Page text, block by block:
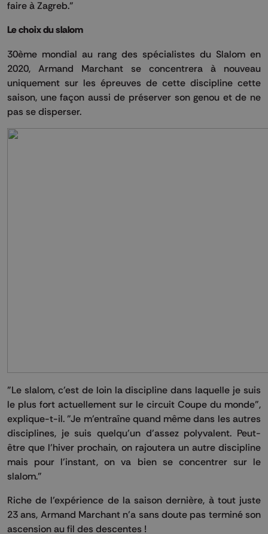
faire à Zagreb."
Le choix du slalom
30ème mondial au rang des spécialistes du Slalom en
2020, Armand Marchant se concentrera à nouveau
uniquement sur les épreuves de cette discipline cette
saison, une façon aussi de préserver son genou et de ne
pas se disperser.
"Le slalom, c'est de loin la discipline dans laquelle je suis
le plus fort actuellement sur le circuit Coupe du monde",
explique-t-il. "Je m'entraîne quand même dans les autres
disciplines, je suis quelqu'un d'assez polyvalent. Peut-
être que l'hiver prochain, on rajoutera un autre discipline
mais pour l'instant, on va bien se concentrer sur le
slalom."
Riche de l’expérience de la saison dernière, à tout juste
23 ans, Armand Marchant n’a sans doute pas terminé son
ascension au fil des descentes !